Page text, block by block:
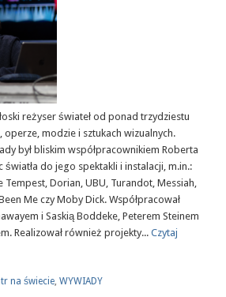
reżyser świateł od ponad trzydziestu
operze, modzie i sztukach wizualnych.
był bliskim współpracownikiem Roberta
światła do jego spektakli i instalacji, m.in.:
Tempest, Dorian, UBU, Turandot, Messiah,
Me czy Moby Dick. Współpracował
i Saskią Boddeke, Peterem Steinem
Realizował również projekty... Czytaj
na świecie, WYWIADY